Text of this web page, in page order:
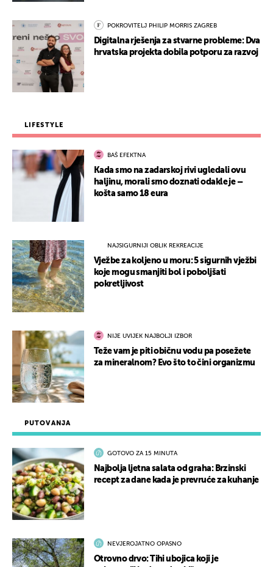
PUTOVANJA
GOTOVO ZA 15 MINUTA
Najbolja ljetna salata od graha: Brzinski
recept za dane kada je prevruće za kuhanje
NEVJEROJATNO OPASNO
Otrovno drvo: Tihi ubojica koji je
POKROVITELJ PHILIP MORRIS ZAGREB
Digitalna rješenja za stvarne probleme: Dva
hrvatska projekta dobila potporu za razvoj
LIFESTYLE
BAŠ EFEKTNA
Kada smo na zadarskoj rivi ugledali ovu
haljinu, morali smo doznati odakle je –
košta samo 18 eura
NAJSIGURNIJI OBLIK REKREACIJE
Vježbe za koljeno u moru: 5 sigurnih vježbi
koje mogu smanjiti bol i poboljšati
pokretljivost
NIJE UVIJEK NAJBOLJI IZBOR
Teže vam je piti običnu vodu pa posežete
za mineralnom? Evo što to čini organizmu